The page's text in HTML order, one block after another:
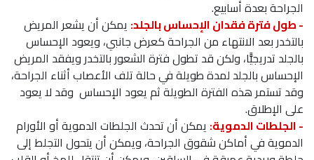
الجراحة بعدة أسابيع.
- طول فترة فقدان الإحساس بالجلد: يمكن أن يشعر المريض
بالتخدر بعد الانتهاء من الجراحة كعرض جانبي، ويعود الإحساس
بالجلد تدريجيًّا، ولكن قد تطول فترة الشعور بالتخدر ويفقد المريض
الإحساس بالجلد لمدة طويلة في حالة تلف الأعصاب أثناء الجراحة،
وقد تستمر هذه الفترة الطويلة ثم يعود الإحساس وقد لا يعود
على الإطلاق.
- الجلطات الدموية: يمكن أن تحدث الجلطات الدموية أو الأورام
الدموية في أماكن شقوق الجراحة، ويمكن أن يتحول التجلط إلى